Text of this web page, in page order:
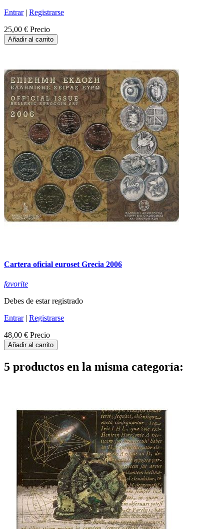
Entrar| Registrarse
25,00 € Precio
Añadir al carrito
Cartera oficial euroset Grecia 2006
favorite
Debes de estar registrado
Entrar| Registrarse
48,00 € Precio
Añadir al carrito
5 productos en la misma categoría: